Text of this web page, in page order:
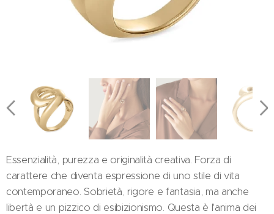
Essenzialità, purezza e originalità creativa. Forza di
carattere che diventa espressione di uno stile di vita
contemporaneo. Sobrietà, rigore e fantasia, ma anche
libertà e un pizzico di esibizionismo. Questa è l'anima dei